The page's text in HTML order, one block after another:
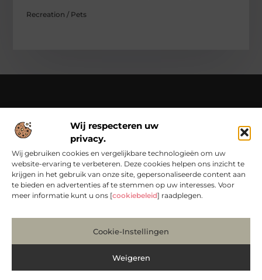
Wij respecteren uw
privacy.
Wij gebruiken cookies en vergelijkbare technologieën om uw
website-ervaring te verbeteren. Deze cookies helpen ons inzicht te
krijgen in het gebruik van onze site, gepersonaliseerde content aan
te bieden en advertenties af te stemmen op uw interesses. Voor
meer informatie kunt u ons [cookiebeleid] raadplegen.
Cookie-Instellingen
Weigeren
Recreation / Pets
Van praktische tips tot bijzondere verhalen – lees en beleef
het op Chondropython.nl.
Duik in een rijke verzameling artikelen die je inspireren en je
dagelijks leven een frisse kijk geven.
Bericht categorie